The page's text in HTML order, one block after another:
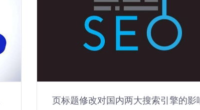
页标题修改对国内两大搜索引擎的影